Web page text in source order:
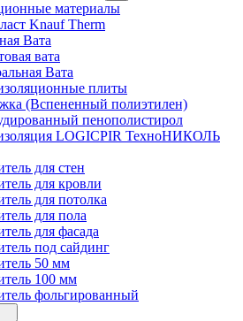
материалы
Knauf Therm
Вата
вата
Вата
плиты
(Вспененный полиэтилен)
пенополистирол
LOGICPIR ТехноНИКОЛЬ
для стен
для кровли
для потолка
для пола
для фасада
под сайдинг
50 мм
100 мм
фольгированный